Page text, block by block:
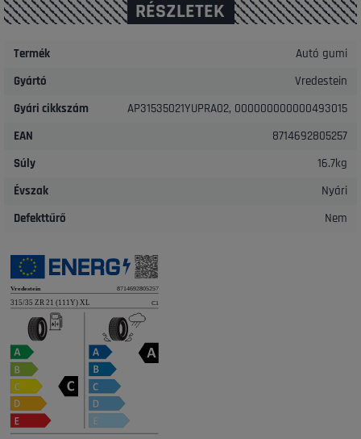
RÉSZLETEK
Termék
Autó gumi
Gyártó
Vredestein
Gyári cikkszám
AP31535021YUPRA02, 000000000000493015
EAN
8714692805257
Súly
16.7kg
Évszak
Nyári
Defekttűrő
Nem